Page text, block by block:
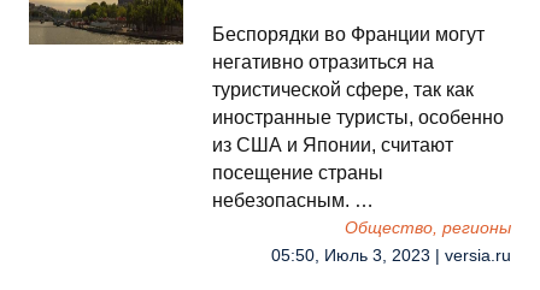
Беспорядки во Франции могут
негативно отразиться на
туристической сфере, так как
иностранные туристы, особенно
из США и Японии, считают
посещение страны
небезопасным. …
Общество, регионы
05:50, Июль 3, 2023 | versia.ru